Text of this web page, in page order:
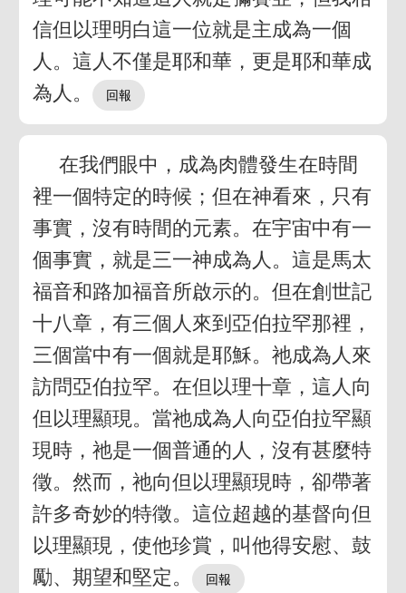
信但以理明白這一位就是主成為一個
人。這人不僅是耶和華，更是耶和華成
為人。
在我們眼中，成為肉體發生在時間
裡一個特定的時候；但在神看來，只有
事實，沒有時間的元素。在宇宙中有一
個事實，就是三一神成為人。這是馬太
福音和路加福音所啟示的。但在創世記
十八章，有三個人來到亞伯拉罕那裡，
三個當中有一個就是耶穌。祂成為人來
訪問亞伯拉罕。在但以理十章，這人向
但以理顯現。當祂成為人向亞伯拉罕顯
現時，祂是一個普通的人，沒有甚麼特
徵。然而，祂向但以理顯現時，卻帶著
許多奇妙的特徵。這位超越的基督向但
以理顯現，使他珍賞，叫他得安慰、鼓
勵、期望和堅定。